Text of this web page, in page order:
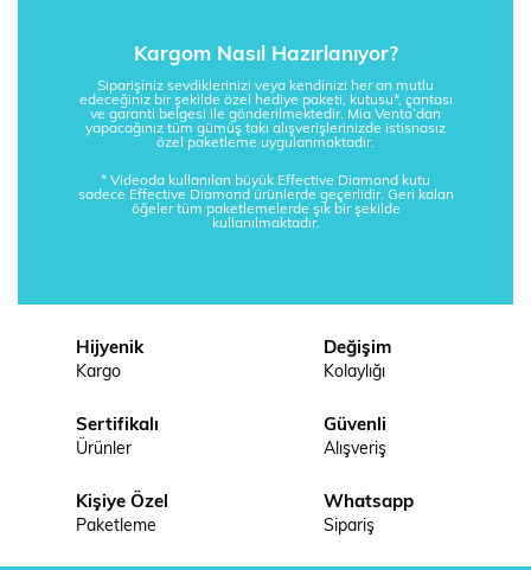
Kargom Nasıl Hazırlanıyor?
Siparişiniz sevdiklerinizi veya kendinizi her an mutlu
edeceğiniz bir şekilde özel hediye paketi, kutusu*, çantası
ve garanti belgesi ile gönderilmektedir. Mia Vento’dan
yapacağınız tüm gümüş takı alışverişlerinizde istisnasız
özel paketleme uygulanmaktadır.
* Videoda kullanılan büyük Effective Diamond kutu
sadece Effective Diamond ürünlerde geçerlidir. Geri kalan
öğeler tüm paketlemelerde şık bir şekilde
kullanılmaktadır.
Hijyenik
Kargo
Değişim
Kolaylığı
Sertifikalı
Ürünler
Güvenli
Alışveriş
Kişiye Özel
Paketleme
Whatsapp
Sipariş